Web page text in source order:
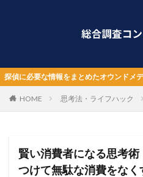
な情報をまとめたオウンドメディア
HOME 思考法・ライフハック
賢い消費者になる思考
つけて無駄な消費をなく